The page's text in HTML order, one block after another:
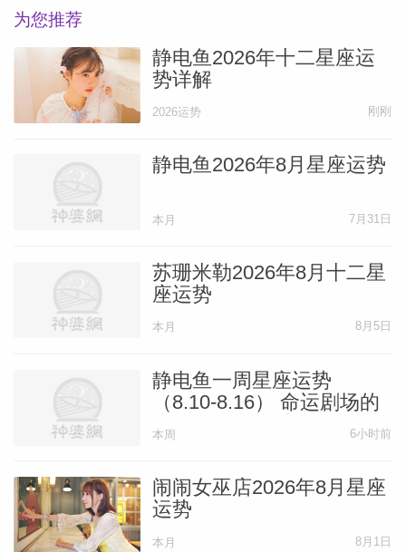
为您推荐
静电鱼2026年十二星座运
势详解
2026运势 刚刚
静电鱼2026年8月星座运势
本月 7月31日
苏珊米勒2026年8月十二星
座运势
本月 8月5日
静电鱼一周星座运势
（8.10-8.16） 命运剧场的
大洗牌与舞台重构
本周 6小时前
闹闹女巫店2026年8月星座
运势
本月 8月1日